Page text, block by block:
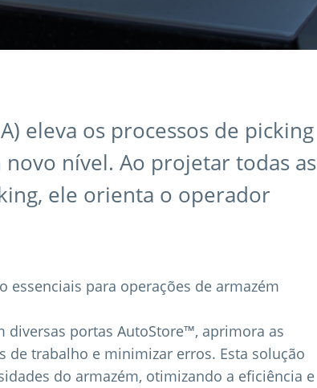
eleva os processos de picking
nível. Ao projetar todas as
ele orienta o operador
para operações de armazém
diversas portas AutoStore™, aprimora as
trabalho e minimizar erros. Esta solução
do armazém, otimizando a eficiência e